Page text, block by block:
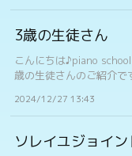
3歳の生徒さん
こんにちは♪piano
歳の生徒さんのご紹介で
2024/12/27 13:43
ソレイユジョイ